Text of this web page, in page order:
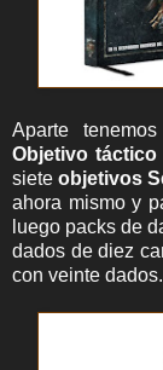
Aparte
Objetivo táctico
siete objetivos
ahora mismo y
luego packs de
dados de diez
con veinte dados.